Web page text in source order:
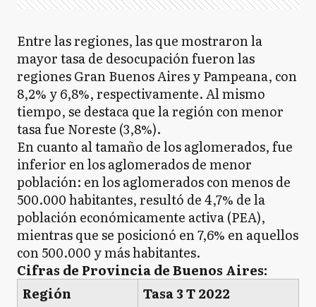
Entre las regiones, las que mostraron la
mayor tasa de desocupación fueron las
regiones Gran Buenos Aires y Pampeana, con
8,2% y 6,8%, respectivamente. Al mismo
tiempo, se destaca que la región con menor
tasa fue Noreste (3,8%).
En cuanto al tamaño de los aglomerados, fue
inferior en los aglomerados de menor
población: en los aglomerados con menos de
500.000 habitantes, resultó de 4,7% de la
población económicamente activa (PEA),
mientras que se posicionó en 7,6% en aquellos
con 500.000 y más habitantes.
Cifras de Provincia de Buenos Aires:
Región
Tasa 3 T 2022